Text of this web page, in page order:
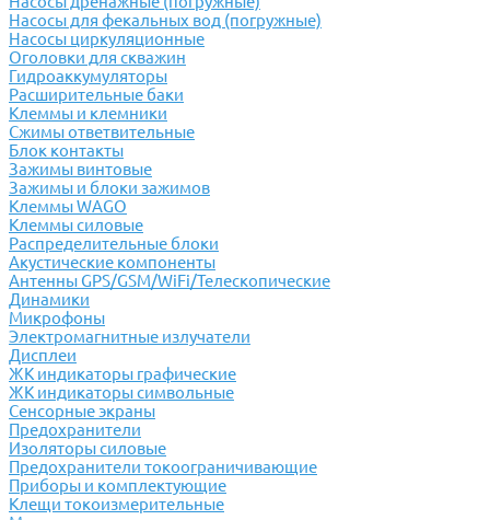
Насосы для фекальных вод (погружные)
Насосы циркуляционные
Оголовки для скважин
Гидроаккумуляторы
Расширительные баки
Клеммы и клемники
Cжимы ответвительные
Блок контакты
Зажимы винтовые
Зажимы и блоки зажимов
Клеммы WAGO
Клеммы силовые
Распределительные блоки
Акустические компоненты
Антенны GPS/GSM/WiFi/Телескопические
Динамики
Микрофоны
Электромагнитные излучатели
Дисплеи
ЖК индикаторы графические
ЖК индикаторы символьные
Сенсорные экраны
Предохранители
Изоляторы силовые
Предохранители токоограничивающие
Приборы и комплектующие
Клещи токоизмерительные